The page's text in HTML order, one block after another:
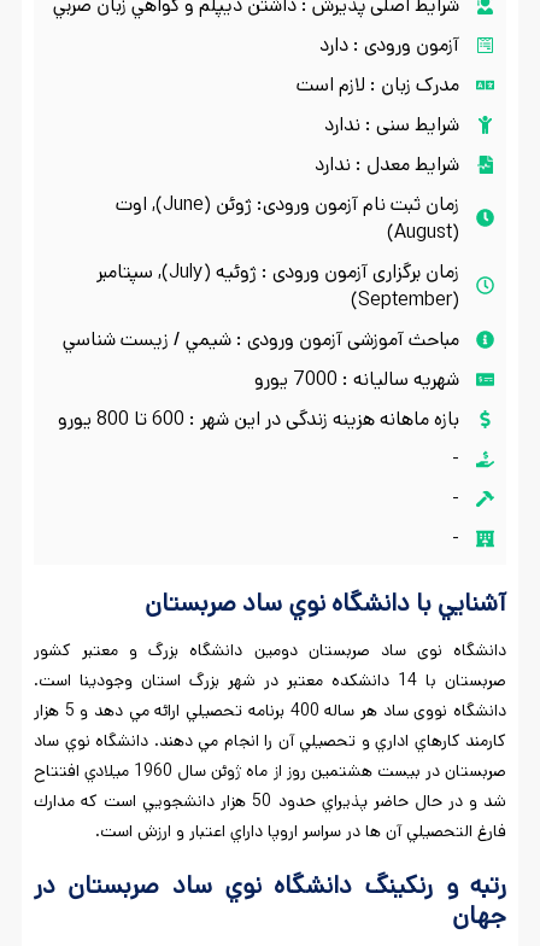
آزمون ورودی : دارد
مدرک زبان : لازم است
شرایط سنی : ندارد
شرایط معدل : ندارد
زمان ثبت نام آزمون ورودی: ژوئن (June), اوت
(August)
زمان برگزاری آزمون ورودی : ژوئیه (July), سپتامبر
(September)
مباحث آموزشی آزمون ورودی : شيمي / زيست شناسي
شهریه سالیانه : 7000 يورو
بازه ماهانه هزینه زندگی در این شهر : 600 تا 800 يورو
-
-
-
آشنايي با دانشگاه نوي ساد صربستان
دانشگاه نوی ساد صربستان دومين دانشگاه بزرگ و معتبر كشور
صربستان با 14 دانشكده معتبر در شهر بزرگ استان وجودينا است.
دانشگاه نووی ساد هر ساله 400 برنامه تحصيلي ارائه مي دهد و 5 هزار
كارمند كارهاي اداري و تحصيلي آن را انجام مي دهند. دانشگاه نوي ساد
صربستان در بيست هشتمين روز از ماه ژوئن سال 1960 ميلادي افتتاح
شد و در حال حاضر پذيراي حدود 50 هزار دانشجويي است كه مدارك
فارغ التحصيلي آن ها در سراسر اروپا داراي اعتبار و ارزش است.
رتبه و رنكينگ دانشگاه نوي ساد صربستان در
جهان